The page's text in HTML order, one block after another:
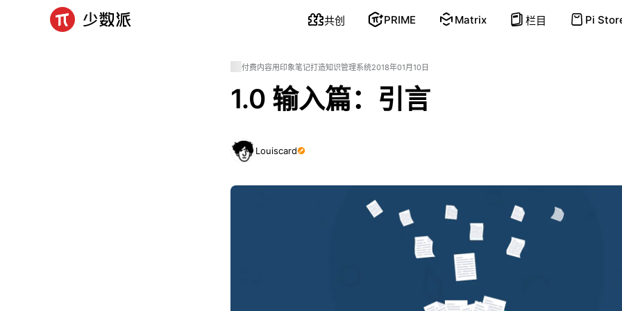
共创 PRIME Matrix 栏目 Pi
付费内容用印象笔记打造知识管理系统2018年01月10日
1.0 输入篇：引言
Louiscard